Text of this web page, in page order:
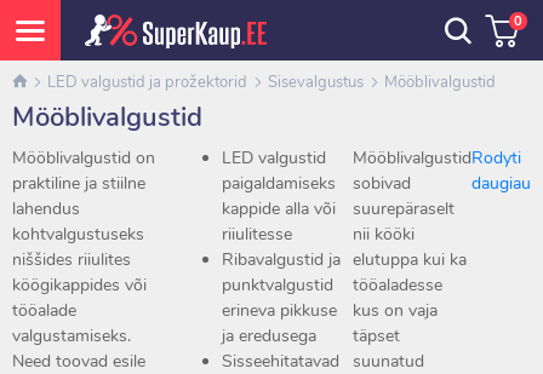
0
LED valgustid ja prožektorid Sisevalgustus Mööblivalgustid
Mööblivalgustid
Mööblivalgustid on
praktiline ja stiilne
lahendus
kohtvalgustuseks
niššides riiulites
köögikappides või
tööalade
valgustamiseks.
Need toovad esile
LED valgustid
paigaldamiseks
kappide alla või
riiulitesse
Ribavalgustid ja
punktvalgustid
erineva pikkuse
ja eredusega
Sisseehitatavad
Mööblivalgustid
sobivad
suurepäraselt
nii kööki
elutuppa kui ka
tööaladesse
kus on vaja
täpset
suunatud
Rodyti
daugiau